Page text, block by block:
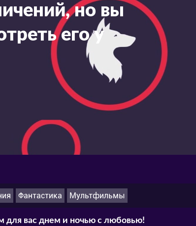
но вы
его у
Фантастика Мультфильмы
для вас днем и ночью с любовью!